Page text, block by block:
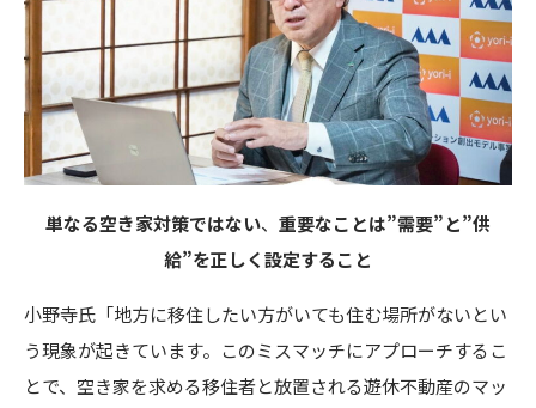
単なる空き家対策ではない、 重要なことは”需要”と”供
給”を正しく設定すること
小野寺氏「地方に移住したい方がいても住む場所がないとい
う現象が起きています。このミスマッチにアプローチするこ
とで、空き家を求める移住者と放置される遊休不動産のマッ